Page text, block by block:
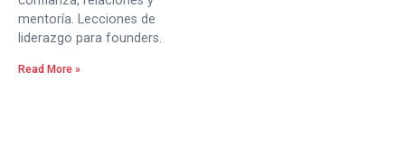
mentoría. Lecciones de
liderazgo para founders.
Read More »